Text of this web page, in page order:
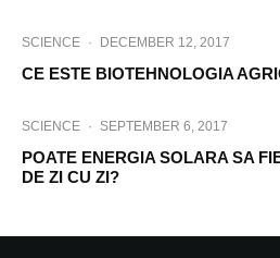
SCIENCE · DECEMBER 12, 2017
CE ESTE BIOTEHNOLOGIA
SCIENCE · SEPTEMBER 6, 2017
POATE ENERGIA SOLARA SA
DE ZI CU ZI?